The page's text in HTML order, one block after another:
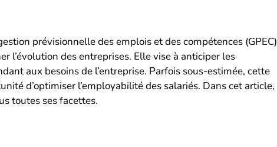
prévisionnelle des emplois et des compétences (GPEC)
l’évolution des entreprises. Elle vise à anticiper les
aux besoins de l’entreprise. Parfois sous-estimée, cette
d’optimiser l’employabilité des salariés. Dans cet article,
toutes ses facettes.